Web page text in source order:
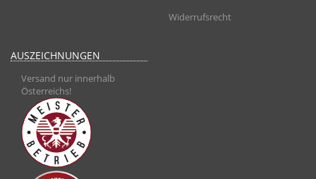
Widerrufsrecht
AUSZEICHNUNGEN
Versand nur innerhalb
Österreichs!